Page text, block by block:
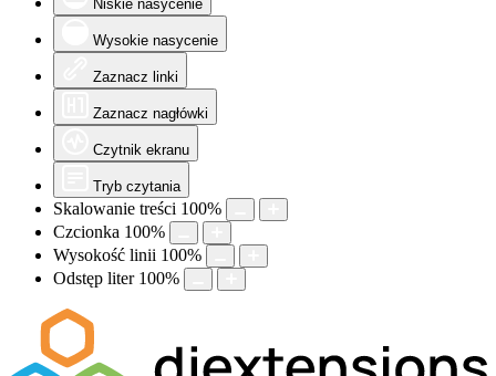
Niskie nasycenie
Wysokie nasycenie
Zaznacz linki
Zaznacz nagłówki
Czytnik ekranu
Tryb czytania
Skalowanie treści 100%
Czcionka 100%
Wysokość linii 100%
Odstęp liter 100%